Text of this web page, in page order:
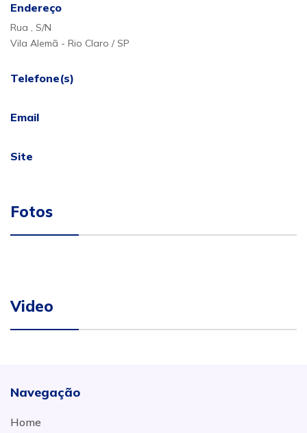
Endereço
Rua , S/N
Vila Alemã - Rio Claro / SP
Telefone(s)
Email
Site
Fotos
Video
Navegação
Home